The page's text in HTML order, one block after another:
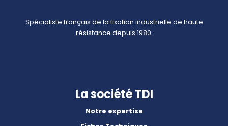
Spécialiste français de la fixation industrielle de haute
résistance depuis 1980.
La société TDI
Notre expertise